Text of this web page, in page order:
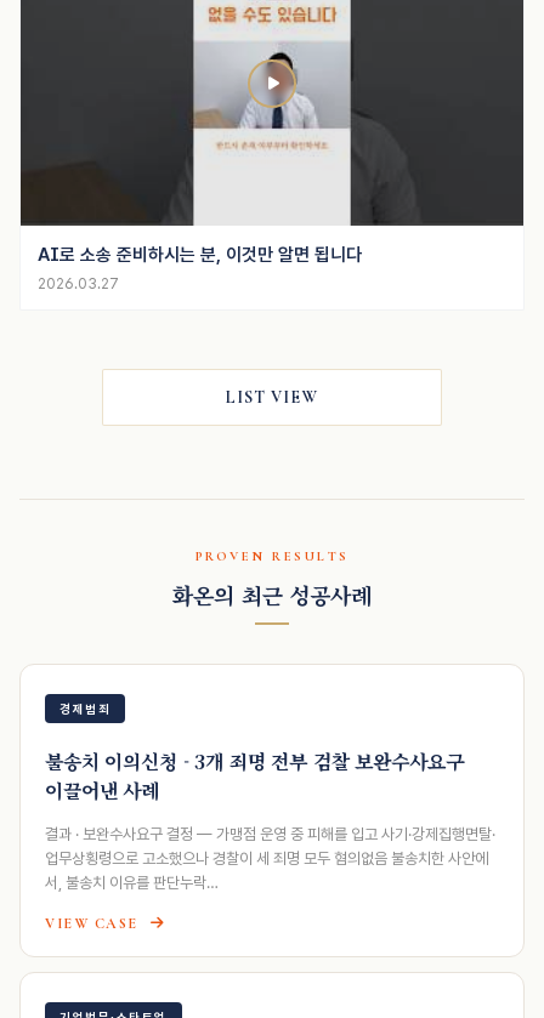
AI로 소송 준비하시는 분, 이것만 알면 됩니다
2026.03.27
LIST VIEW
PROVEN RESULTS
화온의 최근 성공사례
경제범죄
불송치 이의신청 - 3개 죄명 전부 검찰 보완수사요구
이끌어낸 사례
결과 · 보완수사요구 결정 — 가맹점 운영 중 피해를 입고 사기·강제집행면탈·
업무상횡령으로 고소했으나 경찰이 세 죄명 모두 혐의없음 불송치한 사안에
서, 불송치 이유를 판단누락…
VIEW CASE